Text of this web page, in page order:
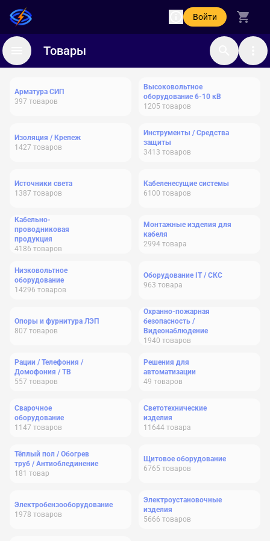
Войти
Товары
Арматура СИП
397 товаров
Высоковольтное
оборудование 6-10 кВ
1205 товаров
Изоляция / Крепеж
1427 товаров
Инструменты / Средства
защиты
3413 товаров
Источники света
1387 товаров
Кабеленесущие системы
6100 товаров
Кабельно-
проводниковая
продукция
4186 товаров
Монтажные изделия для
кабеля
2994 товара
Низковольтное
оборудование
14296 товаров
Оборудование IT / СКС
963 товара
Опоры и фурнитура ЛЭП
807 товаров
Охранно-пожарная
безопасность /
Видеонаблюдение
1940 товаров
Рации / Телефония /
Домофония / ТВ
557 товаров
Решения для
автоматизации
49 товаров
Сварочное
оборудование
1147 товаров
Светотехнические
изделия
11644 товара
Тёплый пол / Обогрев
труб / Антиоблединение
181 товар
Щитовое оборудование
6765 товаров
Электробензооборудование
1978 товаров
Электроустановочные
изделия
5666 товаров